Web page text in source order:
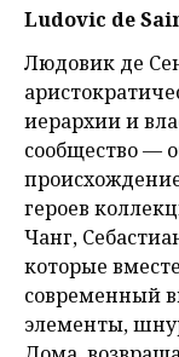
Ludovic de
Людовик де
иерархии и
сообщество —
героев
Чанг,
которые
современный
элементы,